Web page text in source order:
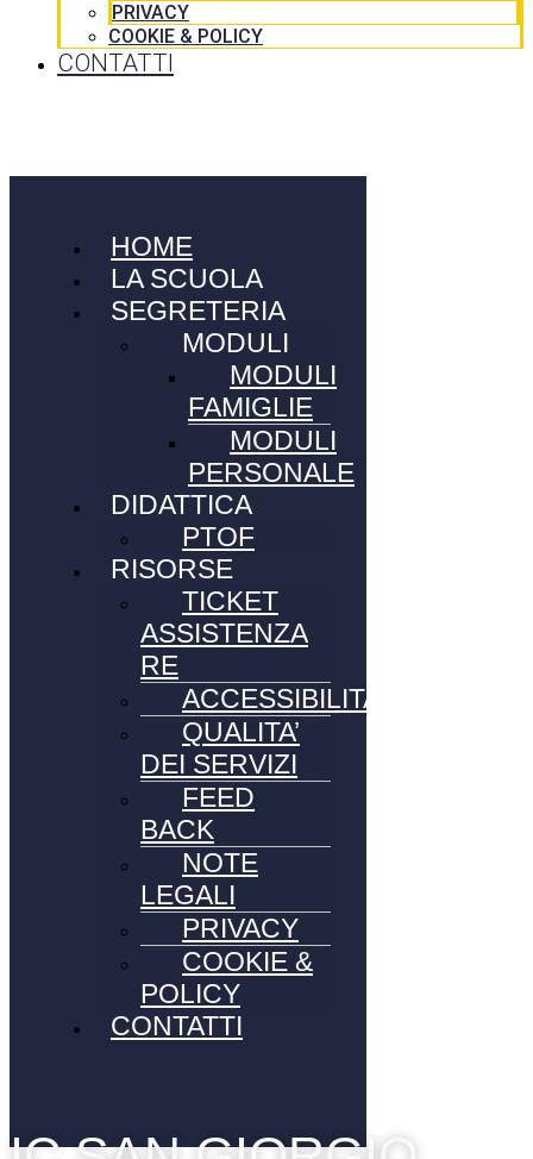
PRIVACY
COOKIE & POLICY
CONTATTI
HOME
LA SCUOLA
SEGRETERIA
MODULI
MODULI
FAMIGLIE
MODULI
PERSONALE
DIDATTICA
PTOF
RISORSE
TICKET
ASSISTENZA
RE
ACCESSIBILITA’
QUALITA’
DEI SERVIZI
FEED
BACK
NOTE
LEGALI
PRIVACY
COOKIE &
POLICY
CONTATTI